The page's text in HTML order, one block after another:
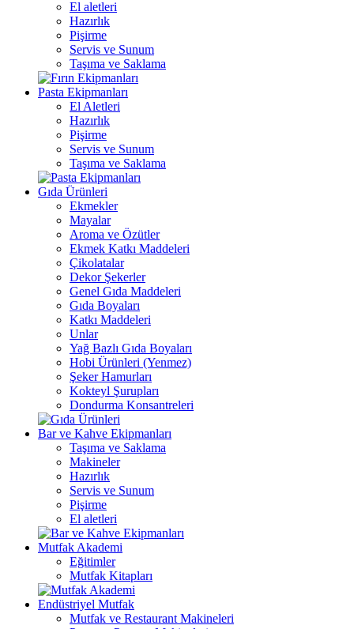
El aletleri
Hazırlık
Pişirme
Servis ve Sunum
Taşıma ve Saklama
Pasta Ekipmanları
El Aletleri
Hazırlık
Pişirme
Servis ve Sunum
Taşıma ve Saklama
Gıda Ürünleri
Ekmekler
Mayalar
Aroma ve Özütler
Ekmek Katkı Maddeleri
Çikolatalar
Dekor Şekerler
Genel Gıda Maddeleri
Gıda Boyaları
Katkı Maddeleri
Unlar
Yağ Bazlı Gıda Boyaları
Hobi Ürünleri (Yenmez)
Şeker Hamurları
Kokteyl Şurupları
Dondurma Konsantreleri
Bar ve Kahve Ekipmanları
Taşıma ve Saklama
Makineler
Hazırlık
Servis ve Sunum
Pişirme
El aletleri
Mutfak Akademi
Eğitimler
Mutfak Kitapları
Endüstriyel Mutfak
Mutfak ve Restaurant Makineleri